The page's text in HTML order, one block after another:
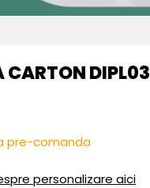
CARTON DIPL03
pre-comanda
personalizare aici